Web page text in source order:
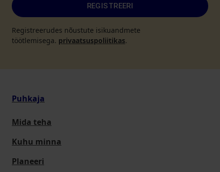
REGISTREERI
Registreerudes nõustute isikuandmete
töötlemisega. privaatsuspoliitikas.
Puhkaja
Mida teha
Kuhu minna
Planeeri